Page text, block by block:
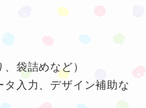
袋詰めなど）
タ入力、デザイン補助な